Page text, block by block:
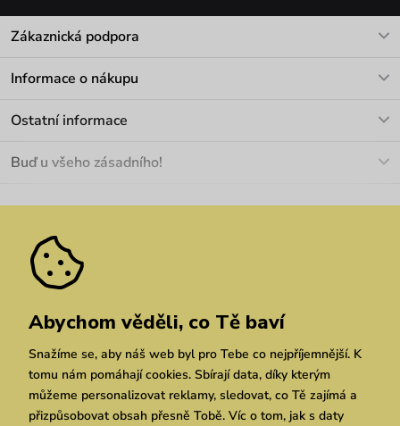
Zákaznická podpora
Informace o nákupu
Materiály a údržba
Pozáruční opravy
Ostatní informace
Velkoobchod
We Care
Dárkové poukazy
Vuchlook
Prodejny
Praha Brno Chrudim
Buď u všeho zásadního!
Zásady ochrany osobních údajů
Abychom věděli, co Tě baví
Snažíme se, aby náš web byl pro Tebe co nejpříjemnější. K
tomu nám pomáhají cookies. Sbírají data, díky kterým
můžeme personalizovat reklamy, sledovat, co Tě zajímá a
přizpůsobovat obsah přesně Tobě. Víc o tom, jak s daty